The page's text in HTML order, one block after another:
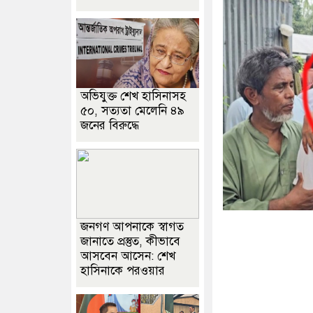
অভিযুক্ত শেখ হাসিনাসহ
৫০, সত্যতা মেলেনি ৪৯
জনের বিরুদ্ধে
জনগণ আপনাকে স্বাগত
জানাতে প্রস্তুত, কীভাবে
আসবেন আসেন: শেখ
হাসিনাকে পরওয়ার